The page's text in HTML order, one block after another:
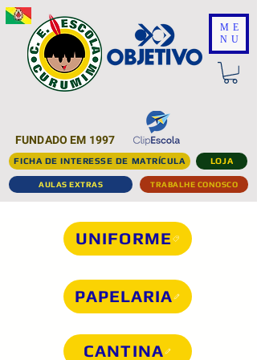
FUNDADO EM 1997
AULAS EXTRAS
FICHA DE INTERESSE DE MATRÍCULA
TRABALHE CONOSCO
LOJA
ME
NU
UNIFORME
PAPELARIA
CANTINA